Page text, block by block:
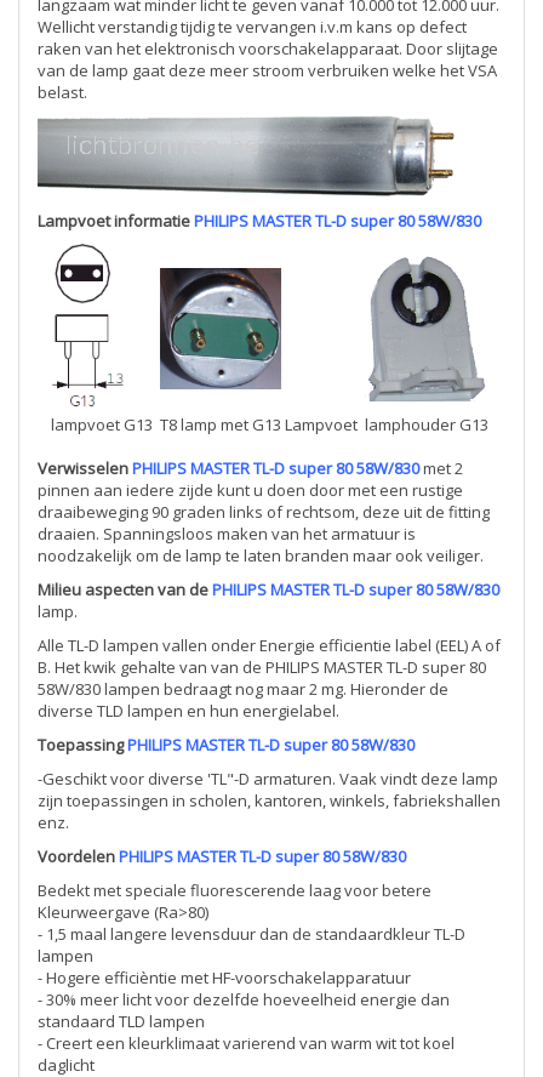
langzaam wat minder licht te geven vanaf 10.000 tot 12.000 uur.
Wellicht verstandig tijdig te vervangen i.v.m kans op defect
raken van het elektronisch voorschakelapparaat. Door slijtage
van de lamp gaat deze meer stroom verbruiken welke het VSA
belast.
Lampvoet informatiePHILIPS MASTER TL-D super 80 58W/830
lampvoet G13 T8 lamp met G13 Lampvoet lamphouder G13
VerwisselenPHILIPS MASTER TL-D super 80 58W/830met 2
pinnen aan iedere zijde kunt u doen door met een rustige
draaibeweging 90 graden links of rechtsom, deze uit de fitting
draaien. Spanningsloos maken van het armatuur is
noodzakelijk om de lamp te laten branden maar ook veiliger.
Milieu aspecten van dePHILIPS MASTER TL-D super 80 58W/830
lamp.
Alle TL-D lampen vallen onder Energie efficientie label (EEL) A of
B. Het kwik gehalte van van de PHILIPS MASTER TL-D super 80
58W/830 lampen bedraagt nog maar 2 mg. Hieronder de
diverse TLD lampen en hun energielabel.
ToepassingPHILIPS MASTER TL-D super 80 58W/830
-Geschikt voor diverse 'TL"-D armaturen. Vaak vindt deze lamp
zijn toepassingen in scholen, kantoren, winkels, fabriekshallen
enz.
VoordelenPHILIPS MASTER TL-D super 80 58W/830
Bedekt met speciale fluorescerende laag voor betere
Kleurweergave (Ra>80)
- 1,5 maal langere levensduur dan de standaardkleur TL-D
lampen
- Hogere efficièntie met HF-voorschakelapparatuur
- 30% meer licht voor dezelfde hoeveelheid energie dan
standaard TLD lampen
- Creert een kleurklimaat varierend van warm wit tot koel
daglicht